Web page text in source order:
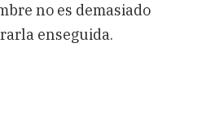
no es demasiado
enseguida.